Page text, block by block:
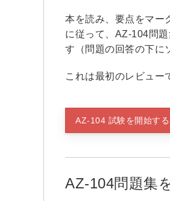
本を読み、要点をマー
に従って、AZ-104問
す（問題の回答の下に
これは最初のレビュー
AZ-104 試験を開始する
AZ-104問題集